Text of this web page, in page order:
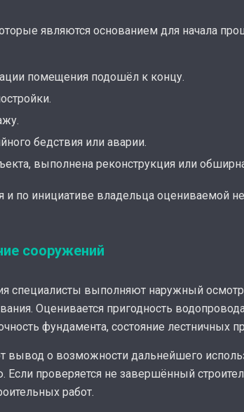
являются основанием для начала
помещения подошёл к концу.
бедствия или аварии.
выполнена реконструкция или
и по инициативе владельца оцениваемой
сооружений
специалисты выполняют наружный
Оценивается пригодность
фундамента, состояние лестничных
вывод о возможности дальнейшего
проверяется не завершённый
работ.